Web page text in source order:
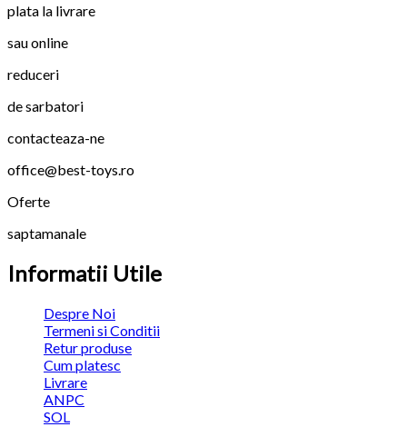
plata la livrare
sau online
reduceri
de sarbatori
contacteaza-ne
office@best-toys.ro
Oferte
saptamanale
Informatii Utile
Despre Noi
Termeni si Conditii
Retur produse
Cum platesc
Livrare
ANPC
SOL